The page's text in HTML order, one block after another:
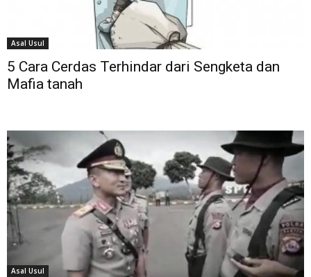
Asal Usul
5 Cara Cerdas Terhindar dari Sengketa dan
Mafia tanah
Asal Usul